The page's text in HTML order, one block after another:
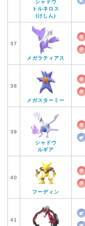
シャドウ
トルネロス
(けしん)
37
メガラティアス
38
メガスターミー
39
シャドウ
ルギア
40
フーディン
41